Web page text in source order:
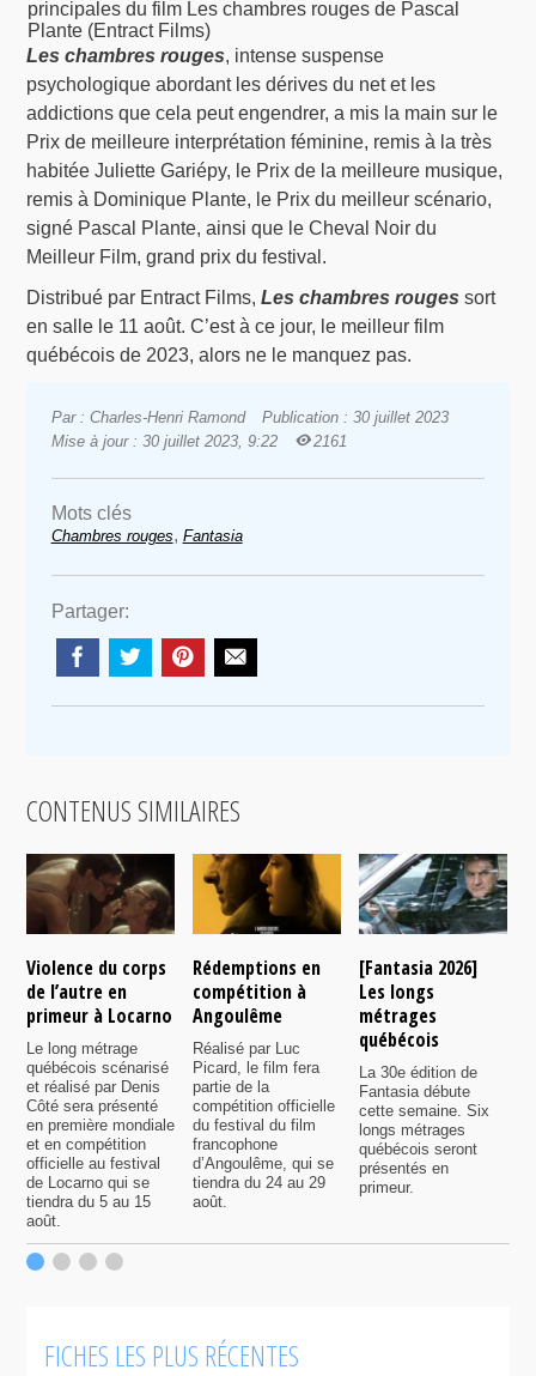
principales du film Les chambres rouges de Pascal
Plante (Entract Films)
Les chambres rouges, intense suspense
psychologique abordant les dérives du net et les
addictions que cela peut engendrer, a mis la main sur le
Prix de meilleure interprétation féminine, remis à la très
habitée Juliette Gariépy, le Prix de la meilleure musique,
remis à Dominique Plante, le Prix du meilleur scénario,
signé Pascal Plante, ainsi que le Cheval Noir du
Meilleur Film, grand prix du festival.
Distribué par Entract Films,Les chambres rouges sort
en salle le 11 août. C’est à ce jour, le meilleur film
québécois de 2023, alors ne le manquez pas.
Par : Charles-Henri Ramond
Publication : 30 juillet 2023
Mise à jour : 30 juillet 2023, 9:22
2161
Mots clés
Chambres rouges, Fantasia
Partager:
CONTENUS SIMILAIRES
Violence du corps
de l’autre en
primeur à Locarno
Le long métrage
québécois scénarisé
et réalisé par Denis
Côté sera présenté
en première mondiale
et en compétition
officielle au festival
de Locarno qui se
tiendra du 5 au 15
août.
Rédemptions en
compétition à
Angoulême
Réalisé par Luc
Picard, le film fera
partie de la
compétition officielle
du festival du film
francophone
d’Angoulême, qui se
tiendra du 24 au 29
août.
[Fantasia 2026]
Les longs
métrages
québécois
La 30e édition de
Fantasia débute
cette semaine. Six
longs métrages
québécois seront
présentés en
primeur.
FICHES LES PLUS RÉCENTES